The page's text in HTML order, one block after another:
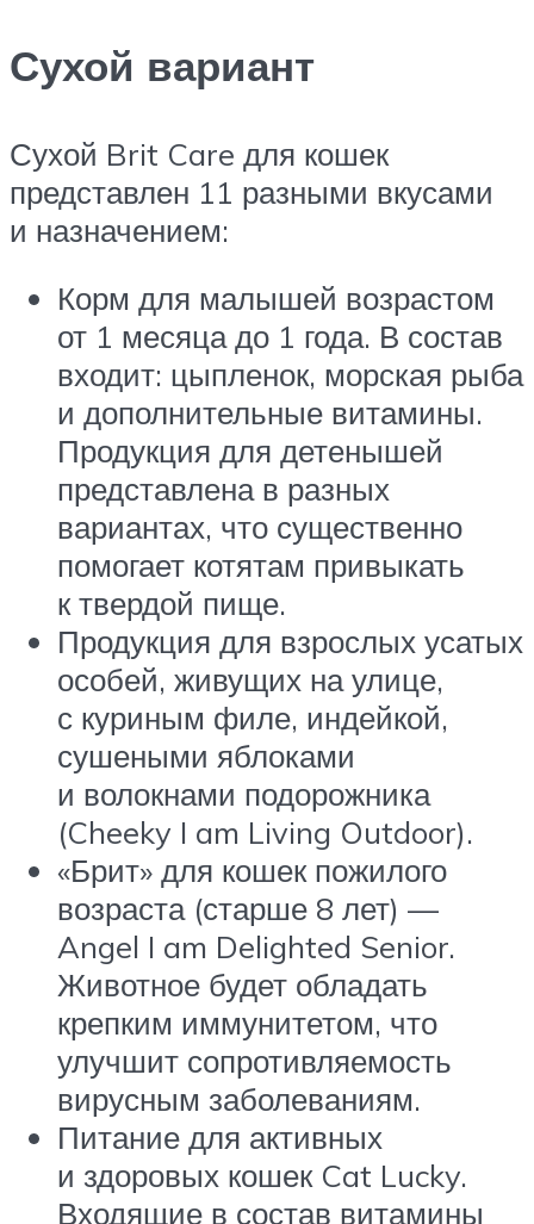
Сухой вариант
Сухой Brit Care для кошек
представлен 11 разными вкусами
и назначением:
Корм для малышей возрастом
от 1 месяца до 1 года. В состав
входит: цыпленок, морская рыба
и дополнительные витамины.
Продукция для детенышей
представлена в разных
вариантах, что существенно
помогает котятам привыкать
к твердой пище.
Продукция для взрослых усатых
особей, живущих на улице,
с куриным филе, индейкой,
сушеными яблоками
и волокнами подорожника
(Cheeky I am Living Outdoor).
«Брит» для кошек пожилого
возраста (старше 8 лет) —
Angel I am Delighted Senior.
Животное будет обладать
крепким иммунитетом, что
улучшит сопротивляемость
вирусным заболеваниям.
Питание для активных
и здоровых кошек Cat Lucky.
Входящие в состав витамины